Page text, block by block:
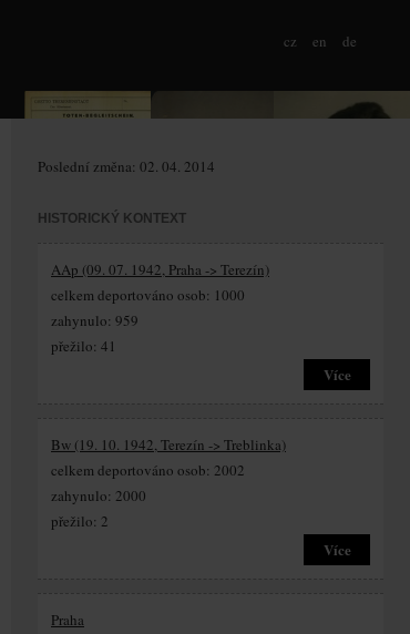
cz en de
Poslední změna: 02. 04. 2014
HISTORICKÝ KONTEXT
AAp (09. 07. 1942, Praha -> Terezín)
celkem deportováno osob: 1000
zahynulo: 959
přežilo: 41
Více
Bw (19. 10. 1942, Terezín -> Treblinka)
celkem deportováno osob: 2002
zahynulo: 2000
přežilo: 2
Více
Praha